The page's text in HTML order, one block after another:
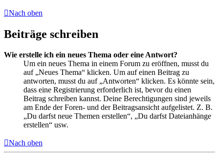
Nach oben
Beiträge schreiben
Wie erstelle ich ein neues Thema oder eine Antwort?
Um ein neues Thema in einem Forum zu eröffnen, musst du
auf „Neues Thema“ klicken. Um auf einen Beitrag zu
antworten, musst du auf „Antworten“ klicken. Es könnte sein,
dass eine Registrierung erforderlich ist, bevor du einen
Beitrag schreiben kannst. Deine Berechtigungen sind jeweils
am Ende der Foren- und der Beitragsansicht aufgelistet. Z. B.
„Du darfst neue Themen erstellen“, „Du darfst Dateianhänge
erstellen“ usw.
Nach oben